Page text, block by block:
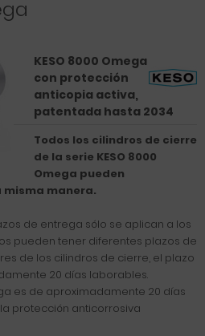
KESO 8000 Omega
con protección
anticopia activa,
patentada hasta 2034
Todos los cilindros de cierre
de la serie KESO 8000
Omega pueden
misma manera.
de entrega sólo se aplican a los
pueden tener diferentes plazos de
de los cilindros de cierre, el plazo
20 días laborables.
es de aproximadamente 20 días
protección anticorrosiva